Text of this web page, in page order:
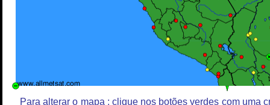
Para alterar o mapa : clique nos botões verdes com uma